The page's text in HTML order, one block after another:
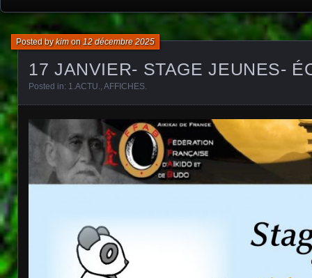
17 JANVIER- STAGE JEUNES-
Posted bykimon12 décembre 2025
Posted in: 1.ACTU., AFFICHES.